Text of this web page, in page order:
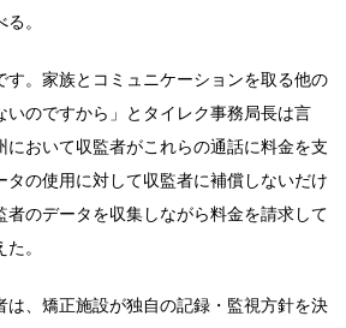
。
す。家族とコミュニケーションを取る他の
いのですから」とタイレク事務局長は言
において収監者がこれらの通話に料金を支
タの使用に対して収監者に補償しないだけ
者のデータを収集しながら料金を請求して
。
は、矯正施設が独自の記録・監視方針を決